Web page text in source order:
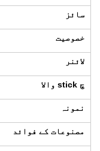
سائز
خصوصیت
لائنر
چ stick والا
نمونہ
مصنوعات کے فوائد